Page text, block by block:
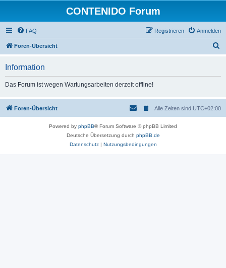
CONTENIDO Forum
FAQ Anmelden
Registrieren
Foren-Übersicht
Information
Das Forum ist wegen Wartungsarbeiten derzeit offline!
Foren-Übersicht Alle Zeiten sind UTC+02:00
Powered by phpBB® Forum Software © phpBB Limited
Deutsche Übersetzung durch phpBB.de
Datenschutz| Nutzungsbedingungen